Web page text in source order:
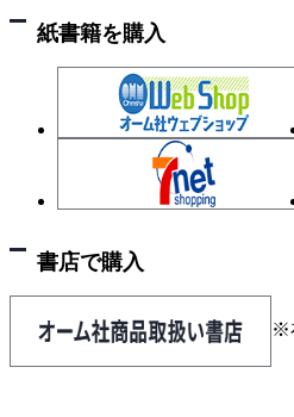
3－9 案外難しい－配
3－10 何を協調する
3－11 難しくなって
3－12 方式いろいろ
3－13 配電自動化に向
3－14 配電自動化の夢
3－16 さらにこれだ
3－18 波形が歪む－高
3－19 自己責任で－高
紙書籍を購入
書店で購入
※